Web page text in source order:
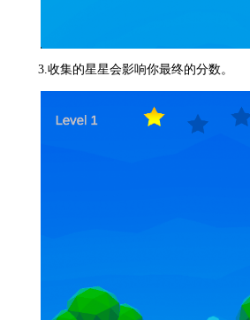
3.收集的星星会影响你最终的分数。